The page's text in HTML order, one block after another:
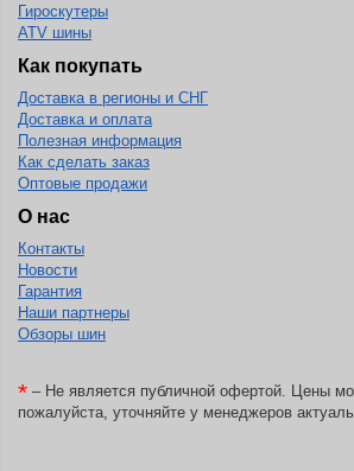
Blacklion
Cachland
Camso
Centara
Chaoyang
Comforser
Compasal
Composit
Гироскутеры
ATV шины
Как покупать
Доставка в регионы и СНГ
Доставка и оплата
Полезная информация
Как сделать заказ
Оптовые продажи
О нас
Контакты
Новости
Гарантия
Наши партнеры
Обзоры шин
* – Не является публичной офертой. Цены
пожалуйста, уточняйте у менеджеров